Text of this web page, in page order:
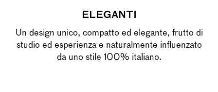
ELEGANTI
Un design unico, compatto ed elegante, frutto di
studio ed esperienza e naturalmente influenzato
da uno stile 100% italiano.